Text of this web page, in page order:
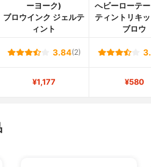
ーヨーク)
ブロウインク ジェルテ
ィント
へビーローテ
ティントリキ
ブロウ
3.84(2)
¥1,177 ¥580